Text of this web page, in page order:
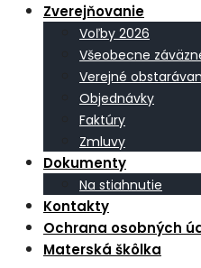
Zverejňovanie
Voľby 2026
Všeobecne
Verejné
Objednávky
Faktúry
Zmluvy
Dokumenty
Na stiahnutie
Kontakty
Ochrana osobných
Materská škôlka